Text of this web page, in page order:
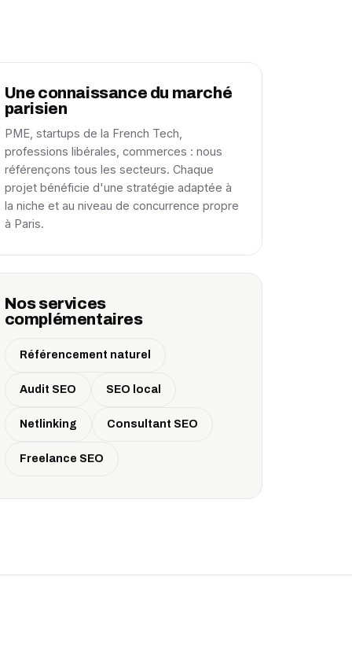
Une connaissance du marché
parisien
PME, startups de la French Tech,
professions libérales, commerces : nous
référençons tous les secteurs. Chaque
projet bénéficie d'une stratégie adaptée à
la niche et au niveau de concurrence propre
à Paris.
Nos services
complémentaires
Référencement naturel
Audit SEO SEO local
Netlinking Consultant SEO
Freelance SEO